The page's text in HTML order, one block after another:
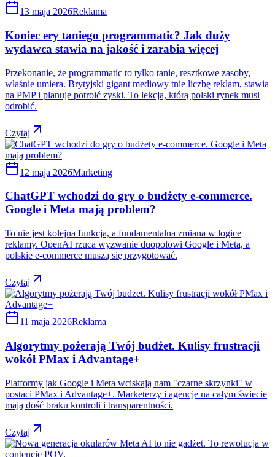
13 maja 2026Reklama
Koniec ery taniego programmatic? Jak duży
wydawca stawia na jakość i zarabia więcej
Przekonanie, że programmatic to tylko tanie, resztkowe zasoby,
właśnie umiera. Brytyjski gigant mediowy tnie liczbę reklam, stawia
na PMP i planuje potroić zyski. To lekcja, którą polski rynek musi
odrobić.
Czytaj
12 maja 2026Marketing
ChatGPT wchodzi do gry o budżety e-commerce.
Google i Meta mają problem?
To nie jest kolejna funkcja, a fundamentalna zmiana w logice
reklamy. OpenAI rzuca wyzwanie duopolowi Google i Meta, a
polskie e-commerce muszą się przygotować.
Czytaj
11 maja 2026Reklama
Algorytmy pożerają Twój budżet. Kulisy frustracji
wokół PMax i Advantage+
Platformy jak Google i Meta wciskają nam "czarne skrzynki" w
postaci PMax i Advantage+. Marketerzy i agencje na całym świecie
mają dość braku kontroli i transparentności.
Czytaj